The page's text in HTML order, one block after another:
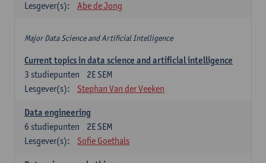
Lesgever(s): Abe de Jong
Major Data Science and Artificial Intelligence
Current topics in data science and artificial intelligence
2E SEM
3 studiepunten
Lesgever(s):
Stephan Van der Veeken
Data engineering
2E SEM
6 studiepunten
Lesgever(s):
Sofie Goethals